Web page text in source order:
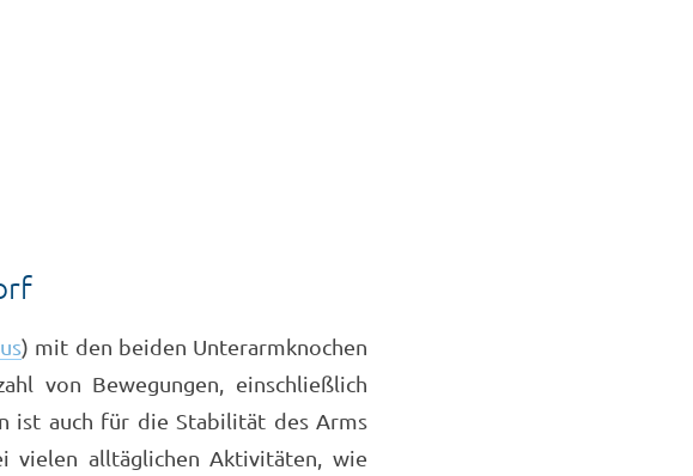
) mit den beiden Unterarmknochen
von Bewegungen, einschließlich
ist auch für die Stabilität des Arms
vielen alltäglichen Aktivitäten, wie